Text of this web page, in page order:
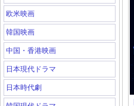
欧米映画
韓国映画
中国・香港映画
日本現代ドラマ
日本時代劇